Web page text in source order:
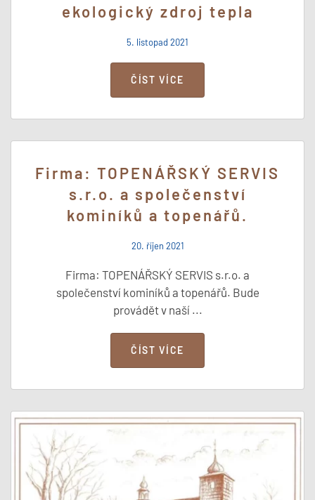
ekologický zdroj tepla
5. listopad 2021
ČÍST VÍCE
Firma: TOPENÁŘSKÝ SERVIS
s.r.o. a společenství
kominíků a topenářů.
20. říjen 2021
Firma: TOPENÁŘSKÝ SERVIS s.r.o. a
společenství kominíků a topenářů. Bude
provádět v naší ...
ČÍST VÍCE